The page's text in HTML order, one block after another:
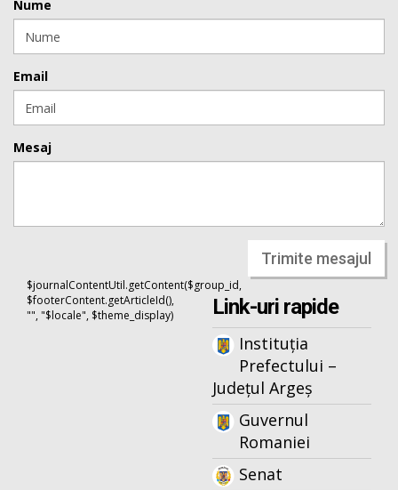
Nume
Email
Mesaj
Trimite mesajul
$journalContentUtil.getContent($group_id,
$footerContent.getArticleId(),
"", "$locale", $theme_display)
Link-uri rapide
Instituția
Prefectului –
Județul Argeș
Guvernul
Romaniei
Senat